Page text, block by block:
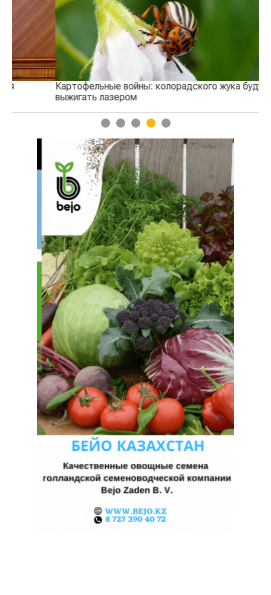
Картофельные войны: колорадского жука будут
выжигать лазером
1 2 3 4 5